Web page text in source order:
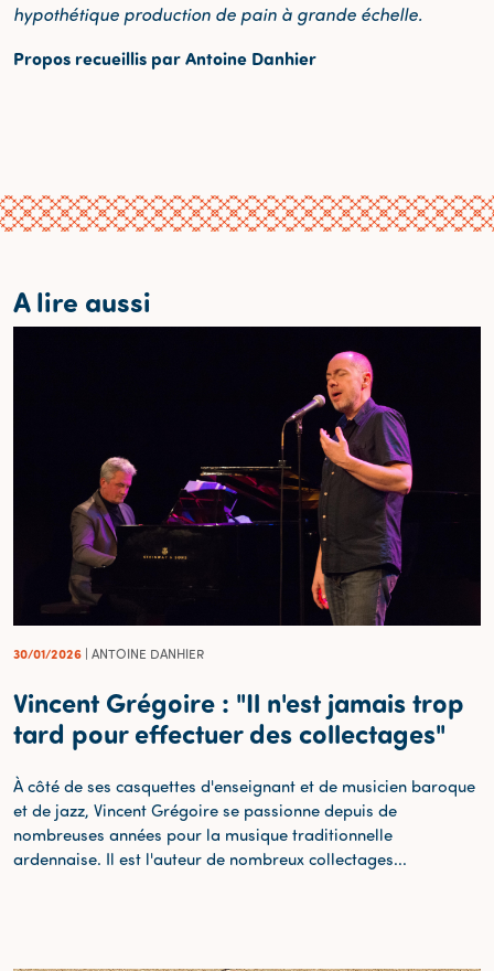
hypothétique production de pain à grande échelle.
Propos recueillis par Antoine Danhier
A lire aussi
30/01/2026 | ANTOINE DANHIER
Vincent Grégoire : "Il n'est jamais trop
tard pour effectuer des collectages"
À côté de ses casquettes d'enseignant et de musicien baroque
et de jazz, Vincent Grégoire se passionne depuis de
nombreuses années pour la musique traditionnelle
ardennaise. Il est l'auteur de nombreux collectages...